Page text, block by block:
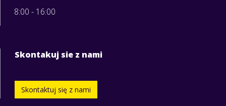
8:00 - 16:00
Skontakuj sie z nami
Skontaktuj się z nami